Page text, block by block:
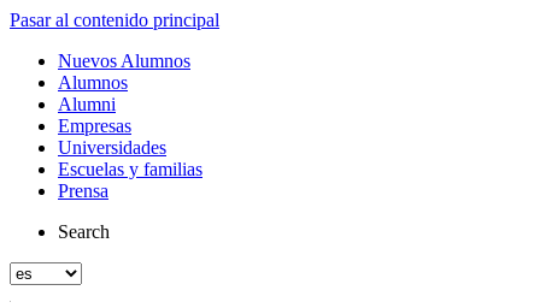
Pasar al contenido principal
Nuevos Alumnos
Alumnos
Alumni
Empresas
Universidades
Escuelas y familias
Prensa
Search